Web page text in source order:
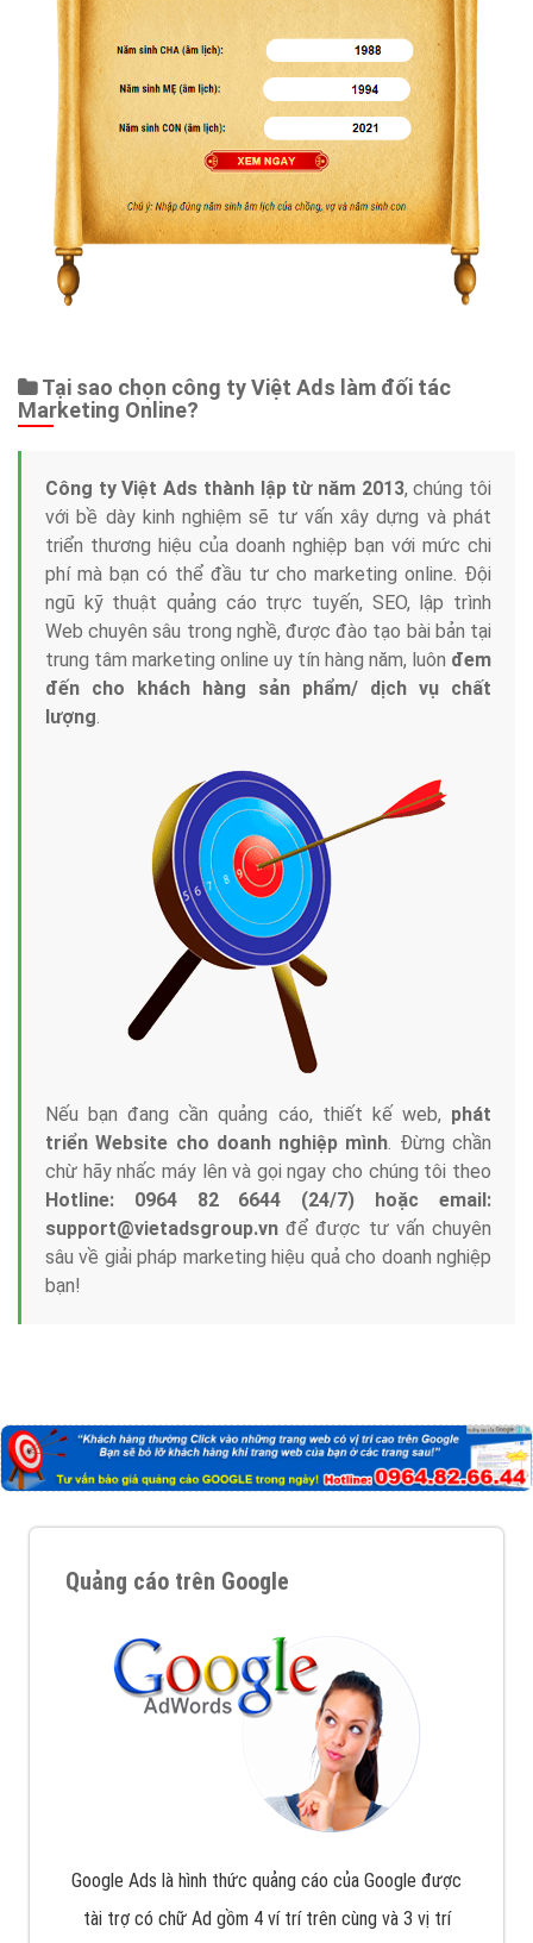
Tại sao chọn công ty Việt Ads làm đối tác
Marketing Online?
Công ty Việt Ads thành lập từ năm 2013, chúng tôi
với bề dày kinh nghiệm sẽ tư vấn xây dựng và phát
triển thương hiệu của doanh nghiệp bạn với mức chi
phí mà bạn có thể đầu tư cho marketing online. Đội
ngũ kỹ thuật quảng cáo trực tuyến, SEO, lập trình
Web chuyên sâu trong nghề, được đào tạo bài bản tại
trung tâm marketing online uy tín hàng năm, luôn đem
đến cho khách hàng sản phẩm/ dịch vụ chất
lượng.
Nếu bạn đang cần quảng cáo, thiết kế web, phát
triển Website cho doanh nghiệp mình. Đừng chần
chừ hãy nhấc máy lên và gọi ngay cho chúng tôi theo
Hotline: 0964 82 6644 (24/7) hoặc email:
support@vietadsgroup.vn để được tư vấn chuyên
sâu về giải pháp marketing hiệu quả cho doanh nghiệp
bạn!
Quảng cáo trên Google
Google Ads là hình thức quảng cáo của Google được
tài trợ có chữ Ad gồm 4 ví trí trên cùng và 3 vị trí